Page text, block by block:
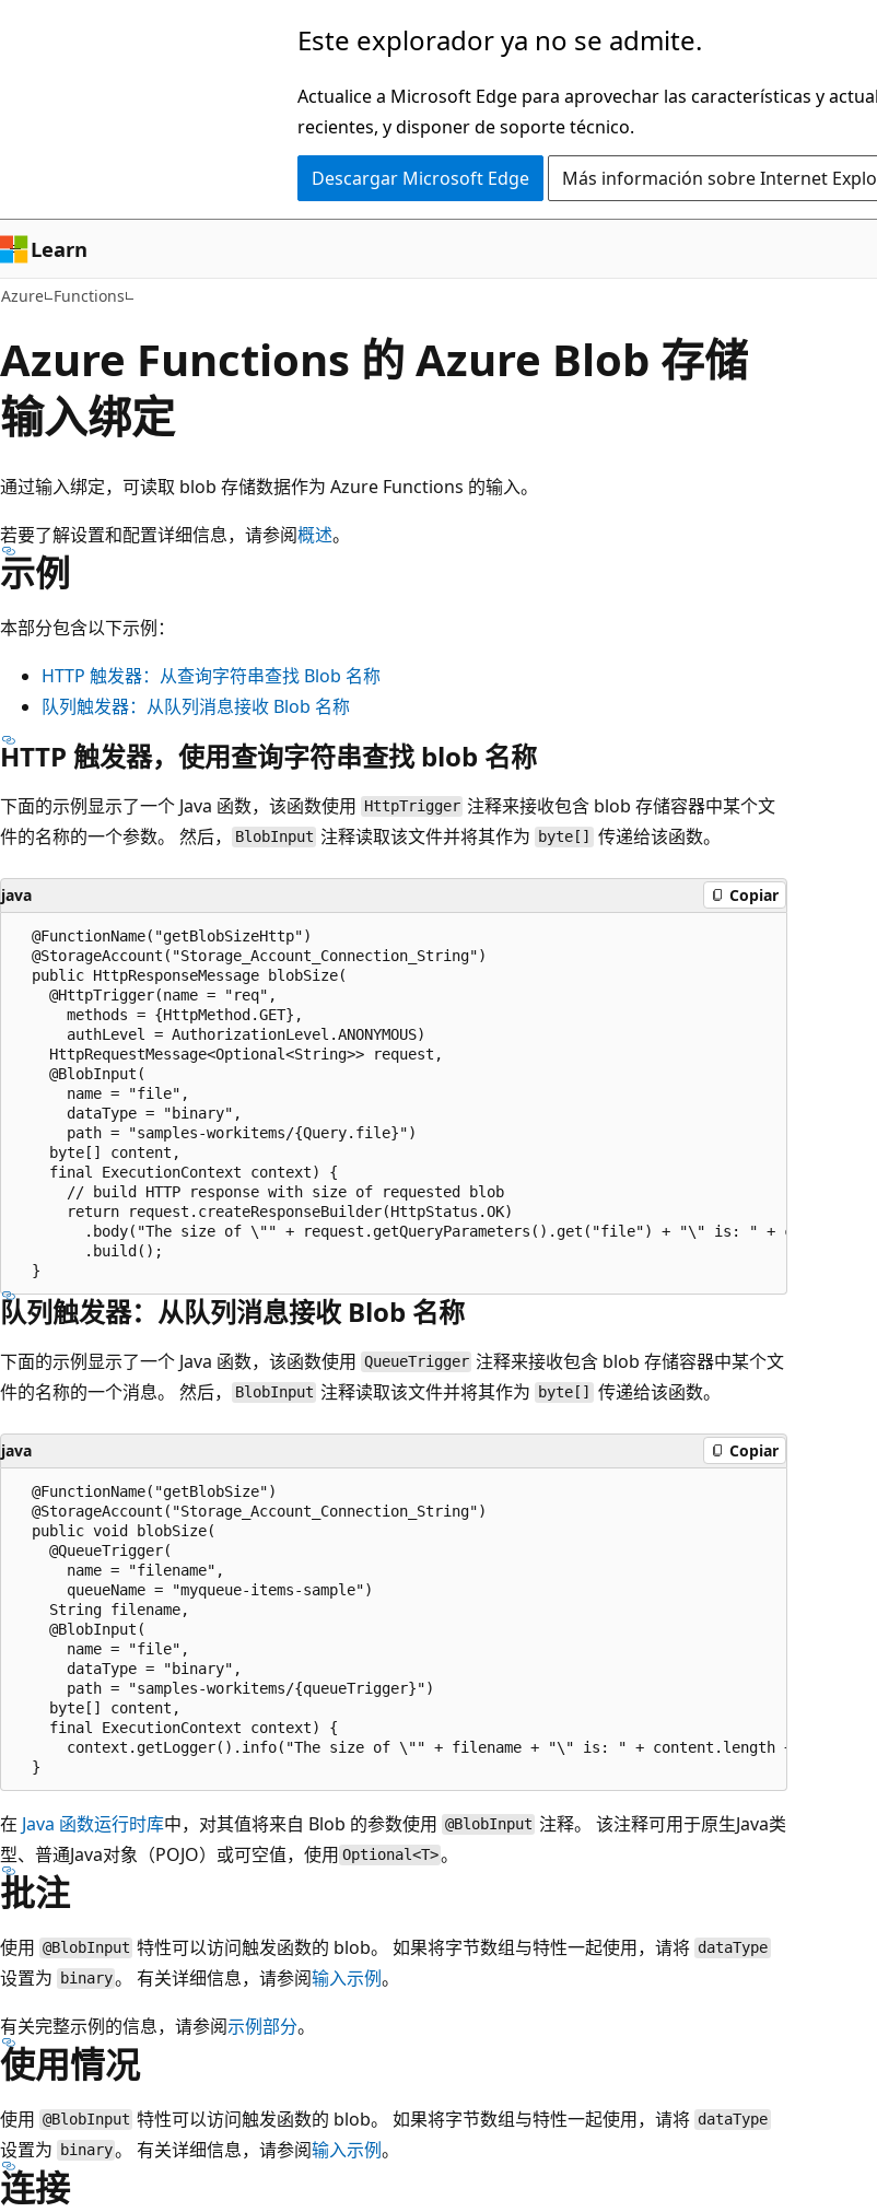
Este explorador ya no se admite.
Actualice a Microsoft Edge para aprovechar las características y
recientes, y disponer de soporte técnico.
Descargar Microsoft Edge Más información sobre Internet
Learn
Azure Functions
Azure Functions 的 Azure Blob 存储
输入绑定
通过输入绑定，可读取 blob 存储数据作为 Azure Functions 的输入。
若要了解设置和配置详细信息，请参阅概述。
示例
本部分包含以下示例：
HTTP 触发器：从查询字符串查找 Blob 名称
队列触发器：从队列消息接收 Blob 名称
HTTP 触发器，使用查询字符串查找 blob 名称
下面的示例显示了一个 Java 函数，该函数使用 HttpTrigger 注释来接收包含 blob 存储容器中某个文
件的名称的一个参数。 然后，
BlobInput 注释读取该文件并将其作为 byte[] 传递给该函数。
java Copiar
  @FunctionName("getBlobSizeHttp")
  @StorageAccount("Storage_Account_Connection_String")
  public HttpResponseMessage blobSize(
    @HttpTrigger(name = "req",
      methods = {HttpMethod.GET},
      authLevel = AuthorizationLevel.ANONYMOUS)
    HttpRequestMessage<Optional<String>> request,
    @BlobInput(
      name = "file",
      dataType = "binary",
      path = "samples-workitems/{Query.file}")
    byte[] content,
    final ExecutionContext context) {
      // build HTTP response with size of requested blob
      return request.createResponseBuilder(HttpStatus.OK)
.body("The size of \"" + request.getQueryParameters().get("file") + "\" is: " +
        .build();
队列触发器：从队列消息接收 Blob 名称
下面的示例显示了一个 Java 函数，该函数使用 QueueTrigger 注释来接收包含 blob 存储容器中某个文
件的名称的一个消息。 然后，
BlobInput 注释读取该文件并将其作为 byte[] 传递给该函数。
java Copiar
  @FunctionName("getBlobSize")
  @StorageAccount("Storage_Account_Connection_String")
  public void blobSize(
    @QueueTrigger(
      name = "filename",
      queueName = "myqueue-items-sample")
    String filename,
    @BlobInput(
      name = "file",
      dataType = "binary",
      path = "samples-workitems/{queueTrigger}")
    byte[] content,
    final ExecutionContext context) {
context.getLogger().info("The size of \"" + filename + "\" is: " + content.length + "
在 Java 函数运行时库中，对其值将来自 Blob 的参数使用 @BlobInput 注释。 该注释可用于原生Java类
型、普通Java对象（POJO）或可空值，使用 Optional<T>。
批注
使用 @BlobInput 特性可以访问触发函数的 blob。 如果将字节数组与特性一起使用，请将 dataType
设置为 binary。 有关详细信息，请参阅输入示例。
有关完整示例的信息，请参阅示例部分。
使用情况
使用 @BlobInput 特性可以访问触发函数的 blob。 如果将字节数组与特性一起使用，请将 dataType
设置为 binary。 有关详细信息，请参阅输入示例。
连接